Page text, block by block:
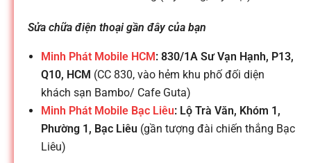
h
o
ạ
Sửa chữa điện thoại gần đây của bạn
Minh Phát Mobile HCM: 830/1A Sư Vạn Hạnh, P13,
Q10, HCM (CC 830, vào hẻm khu phố đối diện
khách sạn Bambo/ Cafe Guta)
Minh Phát Mobile Bạc Liêu: Lộ Trà Văn, Khóm 1,
Phường 1, Bạc Liêu (gần tượng đài chiến thắng Bạc
Liêu)